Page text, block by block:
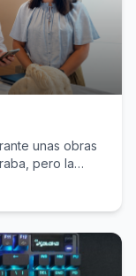
unas obras
pero la
de una
que
de Lucentum,
ha
por la